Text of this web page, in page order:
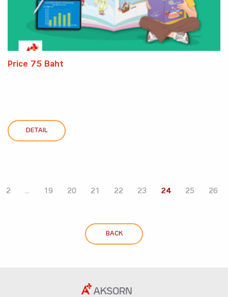
Price 75 Baht
DETAIL
2 ... 19 20 21 22 23 24 25 26
BACK